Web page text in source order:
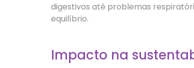
digestivos até problemas
equilíbrio.
Impacto na